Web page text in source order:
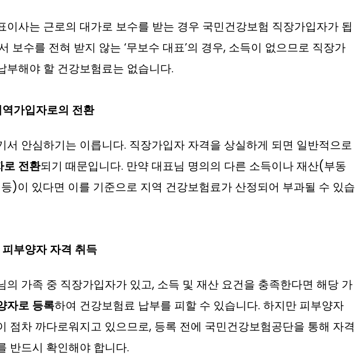
이사는 근로의 대가로 보수를 받는 경우 국민건강보험 직장가입자가 됩
보수를 전혀 받지 않는 ‘무보수 대표’의 경우, 소득이 없으므로 직장가
부해야 할 건강보험료는 없습니다.
가입자로의 전환
서 안심하기는 이릅니다. 직장가입자 자격을 상실하게 되면 일반적으로
로 전환되기 때문입니다. 만약 대표님 명의의 다른 소득이나 재산(부동
)이 있다면 이를 기준으로 지역 건강보험료가 산정되어 부과될 수 있습
부양자 자격 취득
의 가족 중 직장가입자가 있고, 소득 및 재산 요건을 충족한다면 해당 가
자로 등록하여 건강보험료 납부를 피할 수 있습니다. 하지만 피부양자
점차 까다로워지고 있으므로, 등록 전에 국민건강보험공단을 통해 자격
반드시 확인해야 합니다.